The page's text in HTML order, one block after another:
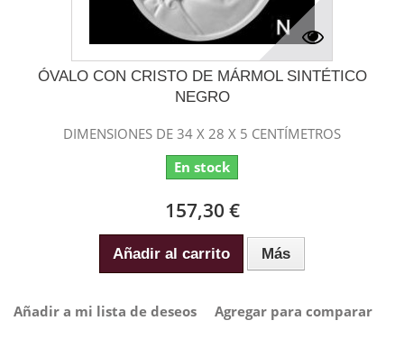
ÓVALO CON CRISTO DE MÁRMOL SINTÉTICO
NEGRO
DIMENSIONES DE 34 X 28 X 5 CENTÍMETROS
En stock
157,30 €
Añadir al carrito Más
Añadir a mi lista de deseos Agregar para comparar